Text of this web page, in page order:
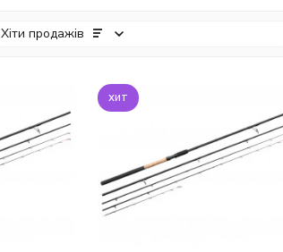
Хіти продажів
хит